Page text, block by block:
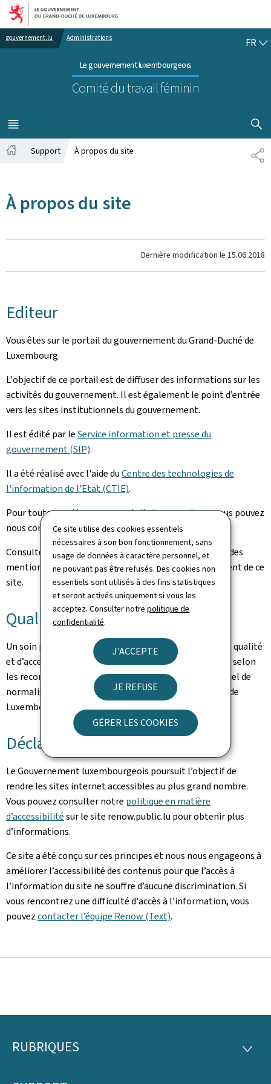
Ce site utilise des cookies essentiels
nécessaires à son bon fonctionnement, sans
usage de données à caractère personnel, et
ne pouvant pas être refusés. Des cookies non
essentiels sont utilisés à des fins statistiques
et seront activés uniquement si vous les
acceptez. Consulter notrepolitique de
confidentialité.
J'ACCEPTE
JE REFUSE
GÉRER LES COOKIES
Aller au menu principal
Aller au contenu
gouvernement.lu Administrations
Le gouvernement luxembourgeois
Comité du travail féminin
FR
MENU
PRINCIPAL
Support À propos du site
À propos du site
Dernière modification le 15.06.2018
Editeur
Vous êtes sur le portail du gouvernement du Grand-Duché de
Luxembourg.
L'objectif de ce portail est de diffuser des informations sur les
activités du gouvernement. Il est également le point d’entrée
vers les sites institutionnels du gouvernement.
Il est édité par leService information et presse du
gouvernement (SIP).
Il a été réalisé avec l'aide duCentre des technologies de
l'information de l'Etat (CTIE).
Pour toute question sur ce portail et son contenu, vous pouvez
nous contacter via notreformulaire de contact
Consultez lanotice légalepour prendre connaissance des
mentions légales et des informations sur l’hébergement de ce
site.
Qualité
Un soin particulier a été pris pour garantir un niveau de qualité
et d’accessibilité satisfaisant. Ce portail est développé selon
les recommandations du référentiel Renow (Référentiel de
normalisation web du gouvernement du Grand-Duché de
Luxembourg).
Déclaration d’accessibilité
Le Gouvernement luxembourgeois poursuit l’objectif de
rendre les sites internet accessibles au plus grand nombre.
Vous pouvez consulter notre politique en matière
d’accessibilitésur le site renow.public.lu pour obtenir plus
d’informations.
Ce site a été conçu sur ces principes et nous nous engageons à
améliorer l’accessibilité des contenus pour que l’accès à
l’information du site ne souffre d’aucune discrimination. Si
vous rencontrez une difficulté d'accès à l’information, vous
pouvezcontacter l’équipe Renow (Text).
Pied
RUBRIQUES